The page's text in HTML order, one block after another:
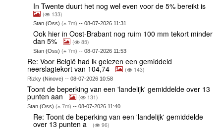
In Twente duurt het nog wel even voor de 5% bereikt is
( 133)
Stan (Oss)( 7m) -- 08-07-2026 11:31
Ook hier in Oost-Brabant nog ruim 100 mm tekort minder
dan 5% ( 85)
Stan (Oss)( 7m) -- 08-07-2026 11:53
Re: Voor België had ik gelezen een gemiddeld
neerslagtekort van 104,74 ( 143)
Rizky (Ninove) -- 08-07-2026 10:58
Toont de beperking van een 'landelijk' gemiddelde over 13
punten aan ( 131)
Stan (Oss) ( 7m) -- 08-07-2026 11:40
Re: Toont de beperking van een 'landelijk' gemiddelde
over 13 punten a ( 96)